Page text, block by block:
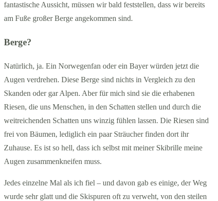
fantastische Aussicht, müssen wir bald feststellen, dass wir bereits
am Fuße großer Berge angekommen sind.
Berge?
Natürlich, ja. Ein Norwegenfan oder ein Bayer würden jetzt die
Augen verdrehen. Diese Berge sind nichts in Vergleich zu den
Skanden oder gar Alpen. Aber für mich sind sie die erhabenen
Riesen, die uns Menschen, in den Schatten stellen und durch die
weitreichenden Schatten uns winzig fühlen lassen. Die Riesen sind
frei von Bäumen, lediglich ein paar Sträucher finden dort ihr
Zuhause. Es ist so hell, dass ich selbst mit meiner Skibrille meine
Augen zusammenkneifen muss.
Jedes einzelne Mal als ich fiel – und davon gab es einige, der Weg
wurde sehr glatt und die Skispuren oft zu verweht, von den steilen